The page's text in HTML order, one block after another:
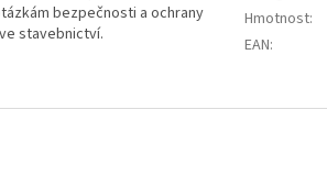
bezpečnosti a ochrany
stavebnictví.
Hmotnost:
EAN: